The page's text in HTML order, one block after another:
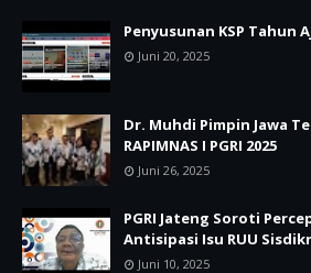
Penyusunan KSP Tahun
Juni 20, 2025
Dr. Muhdi Pimpin Jawa
RAPIMNAS I PGRI 2025
Juni 26, 2025
PGRI Jateng Soroti
Antisipasi Isu RUU
Juni 10, 2025